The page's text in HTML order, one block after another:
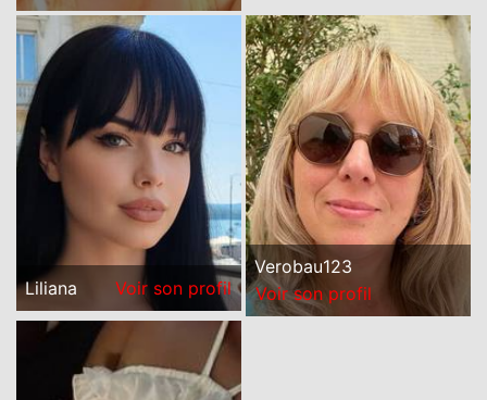
Liliana Voir son profil
Verobau123
Voir son profil